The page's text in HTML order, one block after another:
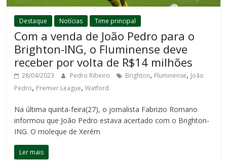
Destaque Notícias Time principal
Com a venda de João Pedro para o
Brighton-ING, o Fluminense deve
receber por volta de R$14 milhões
28/04/2023 Pedro Ribeiro Brighton, Fluminense, João
Pedro, Premier League,Watford
Na última quinta-feira(27), o jornalista Fabrizio Romano
informou que João Pedro estava acertado com o Brighton-
ING. O moleque de Xerém
Ler mais